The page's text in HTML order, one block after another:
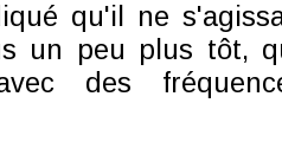
qu'il ne
un peu plus tôt,
des